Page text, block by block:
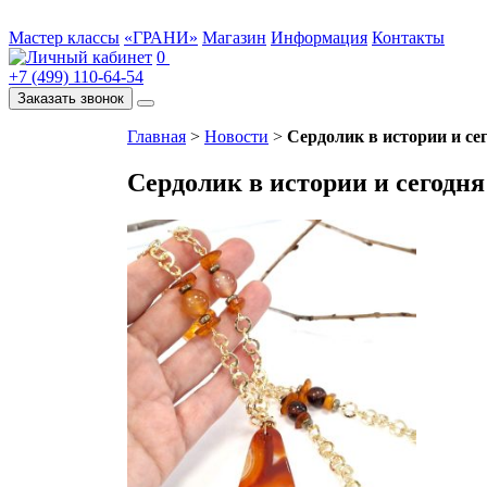
Мастер классы «ГРАНИ» Магазин Информация Контакты
0
+7 (499) 110-64-54
Заказать звонок
Главная > Новости > Сердолик в истории и
Сердолик в истории и сегодня